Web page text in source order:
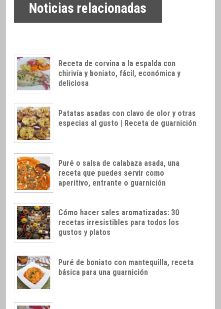
Noticias relacionadas
Receta de corvina a la espalda con
chirivía y boniato, fácil, económica y
deliciosa
Patatas asadas con clavo de olor y otras
especias al gusto | Receta de guarnición
Puré o salsa de calabaza asada, una
receta que puedes servir como
aperitivo, entrante o guarnición
Cómo hacer sales aromatizadas: 30
recetas irresistibles para todos los
gustos y platos
Puré de boniato con mantequilla, receta
básica para una guarnición